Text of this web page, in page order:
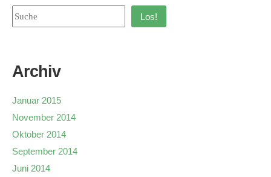
Los!
Archiv
Januar 2015
November 2014
Oktober 2014
September 2014
Juni 2014